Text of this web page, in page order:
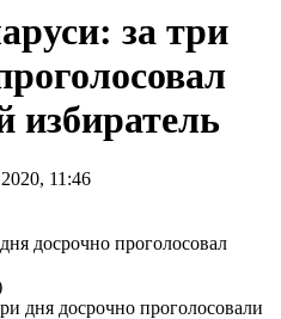
за три
11:46
дня досрочно проголосовали